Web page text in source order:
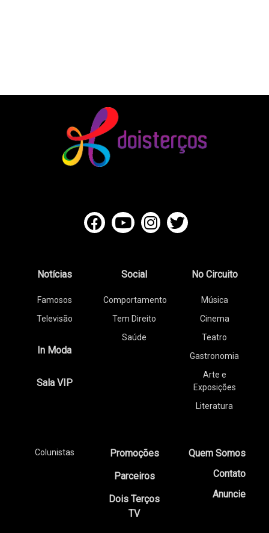
Notícias
Famosos
Televisão
In Moda
Sala VIP
Social
Comportamento
Tem Direito
Saúde
No Circuito
Música
Cinema
Teatro
Gastronomia
Arte e
Exposições
Literatura
Colunistas
Promoções
Parceiros
Dois Terços
TV
Quem Somos
Contato
Anuncie